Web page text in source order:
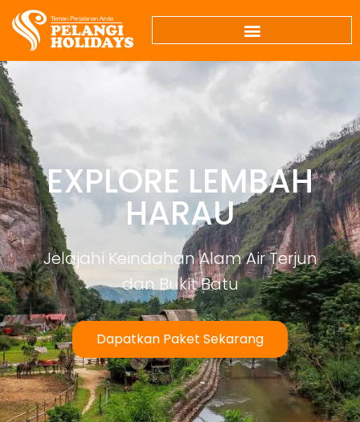
EXPLORE LEMBAH
HARAU
Jelajahi Keindahan Alam Air Terjun
dan Bukit Batu
Dapatkan Paket Sekarang